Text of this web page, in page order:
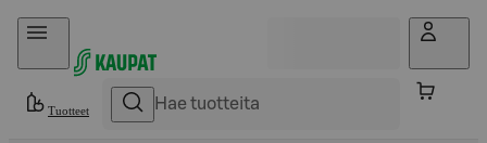
Hyppää sisältöön
Tuotteet